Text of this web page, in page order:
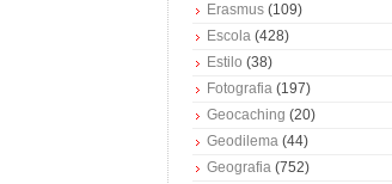
Erasmus (109)
Escola (428)
Estilo (38)
Fotografia (197)
Geocaching (20)
Geodilema (44)
Geografia (752)